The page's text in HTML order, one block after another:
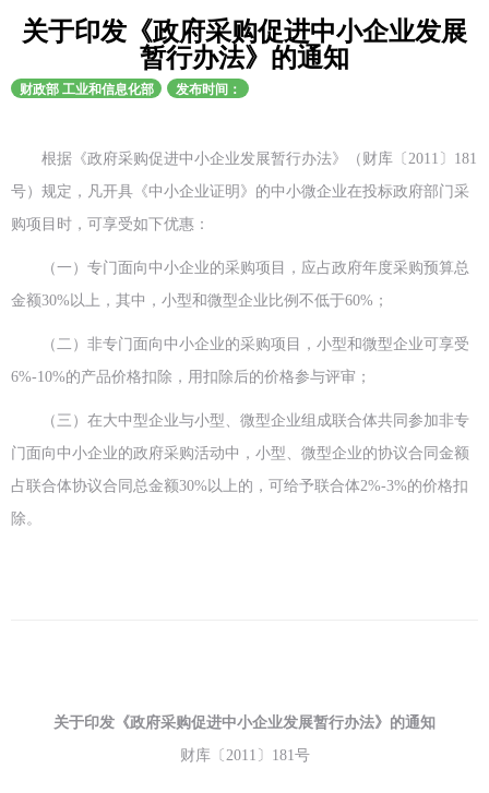
关于印发《政府采购促进中小企业发展
暂行办法》的通知
财政部 工业和信息化部​ 发布时间：
根据《政府采购促进中小企业发展暂行办法》（财库〔2011〕181
号）规定，凡开具《中小企业证明》的中小微企业在投标政府部门采
购项目时，可享受如下优惠：
（一）专门面向中小企业的采购项目，应占政府年度采购预算总
金额30%以上，其中，小型和微型企业比例不低于60%；
（二）非专门面向中小企业的采购项目，小型和微型企业可享受
6%-10%的产品价格扣除，用扣除后的价格参与评审；
（三）在大中型企业与小型、微型企业组成联合体共同参加非专
门面向中小企业的政府采购活动中，小型、微型企业的协议合同金额
占联合体协议合同总金额30%以上的，可给予联合体2%-3%的价格扣
除。
关于印发《政府采购促进中小企业发展暂行办法》的通知
财库〔2011〕181号